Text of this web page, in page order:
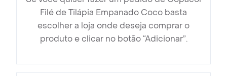
Filé de Tilápia Empanado Coco basta
escolher a loja onde deseja comprar o
produto e clicar no botão “Adicionar”.